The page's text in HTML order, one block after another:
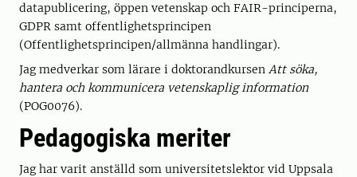
datapublicering, öppen vetenskap och FAIR-principerna,
GDPR samt offentlighetsprincipen
(Offentlighetsprincipen/allmänna handlingar).
Jag medverkar som lärare i doktorandkursen Att söka,
hantera och kommunicera vetenskaplig information
(POG0076).
Pedagogiska meriter
Jag har varit anställd som universitetslektor vid Uppsala